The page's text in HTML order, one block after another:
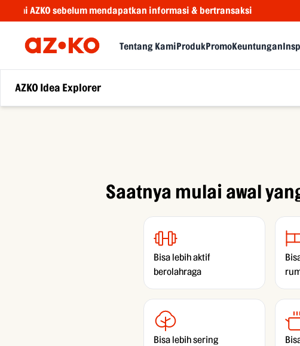
AZKO sebelum mendapatkan informasi & bertransaksi
Tentang Kami Produk PromoKeuntungan
AZKO Idea Explorer
Saatnya mulai awal
Bisa lebih aktif
berolahraga
Bisa lebih sering